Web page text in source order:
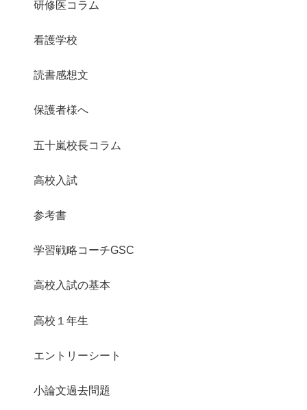
研修医コラム
看護学校
読書感想文
保護者様へ
五十嵐校長コラム
高校入試
参考書
学習戦略コーチGSC
高校入試の基本
高校１年生
エントリーシート
小論文過去問題